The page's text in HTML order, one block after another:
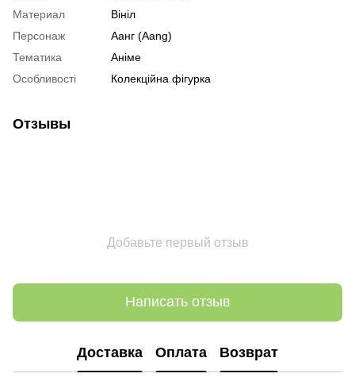
Материал
Вініл
Персонаж
Аанг (Aang)
Тематика
Аніме
Особливості
Колекційна фігурка
Отзывы
Добавьте первый отзыв
Написать отзыв
Доставка Оплата Возврат